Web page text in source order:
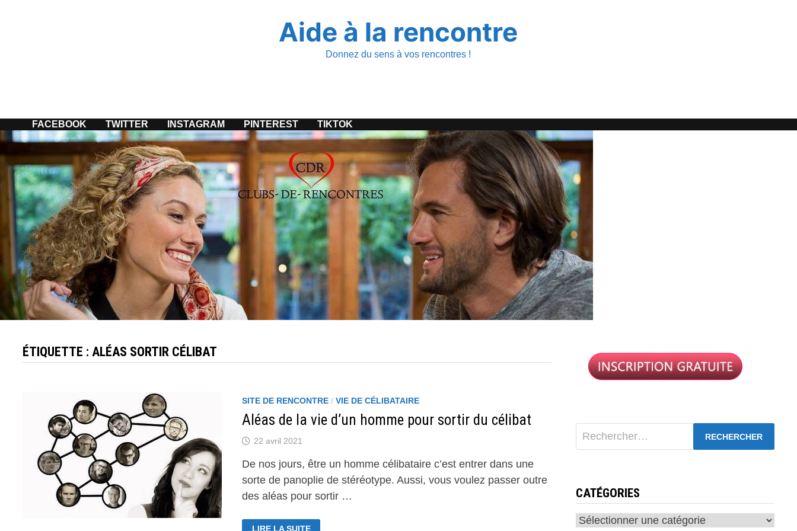
Aide à la rencontre
Donnez du sens à vos rencontres !
FACEBOOK TWITTER INSTAGRAM PINTEREST TIKTOK
ÉTIQUETTE :ALÉAS SORTIR CÉLIBAT
SITE DE RENCONTRE/ VIE DE CÉLIBATAIRE
Aléas de la vie d’un homme pour sortir du célibat
22 avril 2021
De nos jours, être un homme célibataire c’est entrer dans une
sorte de panoplie de stéréotype. Aussi, vous voulez passer outre
des aléas pour sortir …
ALÉAS
LIRE LA SUITE
Rechercher :
CATÉGORIES
Catégories